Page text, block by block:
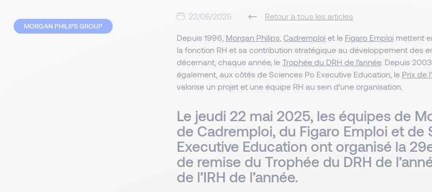
22/05/2025 Retour à tous les articles
Depuis 1996, Morgan Philips Cadremploi et le Figaro Emploi mettent
la fonction RH et sa contribution stratégique au développement des
décernant, chaque année, le Trophée du DRH de l’année. Depuis
également, aux côtés de Sciences Po Executive Education, le Prix de
valorise un projet et une équipe RH au sein d’une organisation.
Le jeudi 22 mai 2025, les équipes de
de Cadremploi, du Figaro Emploi et de
Executive Education ont organisé la
de remise du Trophée du DRH de
de l’IRH de l’année.
MORGAN PHILIPS GROUP